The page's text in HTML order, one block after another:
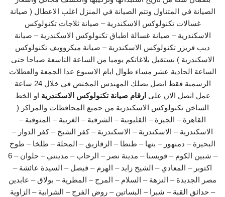
الصيانة في المتناول وتتم الصيانة في المنزل اغلب الاعطال ( صيانة
غسالات تكنولوكس الاسكندرية – صيانة ثلاجات تكنولوكس
الاسكندرية – صيانة غسالة اطباق تكنولوكس الاسكندرية – صيانة
ديب فريزر تكنولوكس الاسكندرية – صيانة ميكروويف تكنولوكس
الاسكندرية ) نستقبل بلاغاتكم يوميا من الساعة التاسعة صباحا حتى
الساعة الحادية عشر مساء طوال ايام الاسبوع عدا الجمعة والعطلات
الرسمية فقط اتصل يصلك المهندس المختص في خلال 24 ساعة
عمل اتصل الان على ارقام صيانة تكنولوكس الاسكندرية او الخط
الساخن تكنولوكس الاسكندرية من جميع المحافظات والمراكز (
القاهرة – الجيزة – القليوبية – الشرقية – الغربية – المنوفية –
الاسكندرية – الاسكندرية – الاسكندرية – كفر الشيخ – كفر الدوار –
البحيرة – دمنهور – بنها – طنطا – الزقازيق – المحلة – طلخا – طوخ
– شبين الكوم – قويسنا – مدينة نصر – الرحاب – مدينتي – حلوان – 6
اكتوبر – المعادي – الشيخ زايد – الهرم – فيصل – السيدة عائشة –
مصر الجديدة – النزهة – السلام – المرج – المطرية – بولاق – عابدين
– حدائق القبة – شبرا – البساتين – روض الفرج – الشرابية – الزاوية